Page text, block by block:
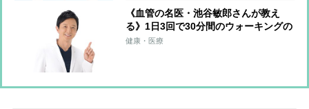
《血管の名医・池谷敏郎さんが教え
る》1日3回で30分間のウォーキングの
運動量に匹敵！血圧改善につながる
健康・医療